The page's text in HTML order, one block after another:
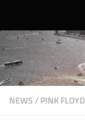
NEWS/PINK FLOYD